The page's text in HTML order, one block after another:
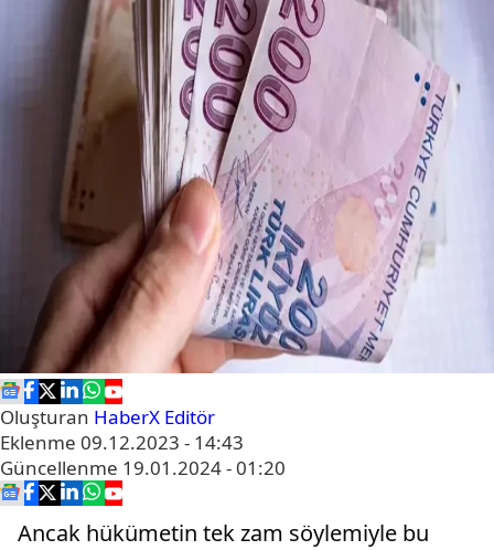
Oluşturan HaberX Editör
Eklenme 09.12.2023 - 14:43
Güncellenme 19.01.2024 - 01:20
Ancak hükümetin tek zam söylemiyle bu